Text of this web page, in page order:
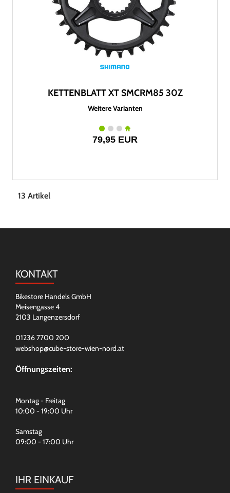
KETTENBLATT XT SMCRM85 30Z
Weitere Varianten
79,95 EUR
13 Artikel
KONTAKT
Bikestore Handels GmbH
Meisengasse 4
2103 Langenzersdorf
01236 7700 200
webshop@cube-store-wien-nord.at
Öffnungszeiten:
Montag - Freitag
10:00 - 19:00 Uhr
Samstag
09:00 - 17:00 Uhr
IHR EINKAUF